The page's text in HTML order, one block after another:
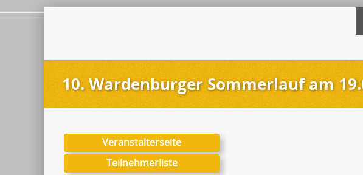
10. Wardenburger Sommerlauf am
Veranstalterseite
Teilnehmerliste